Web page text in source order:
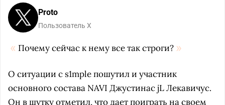
Proto
Пользователь X
Почему сейчас к нему все так строги?
О ситуации с s1mple пошутил и участник
основного состава NAVI Джустинас jL Лекавичус.
Он в шутку отметил, что дает поиграть на своем